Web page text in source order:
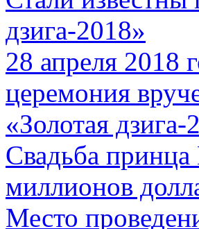
дзига-2018»
28 апреля 2018
церемония
«Золотая дзига-
Свадьба
миллионов
Место